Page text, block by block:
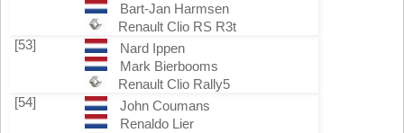
Bart-Jan Harmsen
Renault Clio RS R3t
[53]
Nard Ippen
Mark Bierbooms
Renault Clio Rally5
[54]
John Coumans
Renaldo Lier